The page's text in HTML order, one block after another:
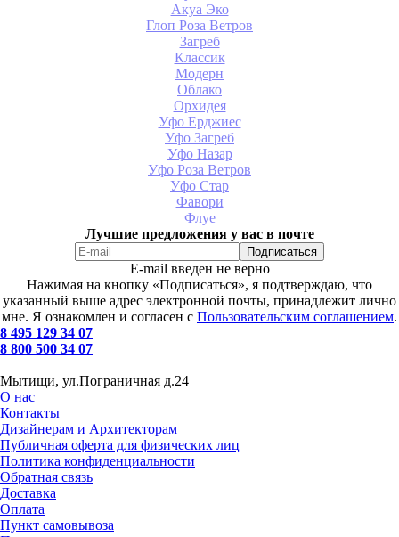
Акуа Эко
Глоп Роза Ветров
Загреб
Классик
Модерн
Облако
Орхидея
Уфо Ерджиес
Уфо Загреб
Уфо Назар
Уфо Роза Ветров
Уфо Стар
Фавори
Флуе
Лучшие предложения у вас в почте
E-mail введен не верно
Нажимая на кнопку «Подписаться», я подтверждаю, что
указанный выше адрес электронной почты, принадлежит лично
мне. Я ознакомлен и согласен с Пользовательским соглашением.
8 495 129 34 07
8 800 500 34 07
Мытищи, ул.Пограничная д.24
О нас
Контакты
Дизайнерам и Архитекторам
Публичная оферта для физических лиц
Политика конфиденциальности
Обратная связь
Доставка
Оплата
Пункт самовывоза